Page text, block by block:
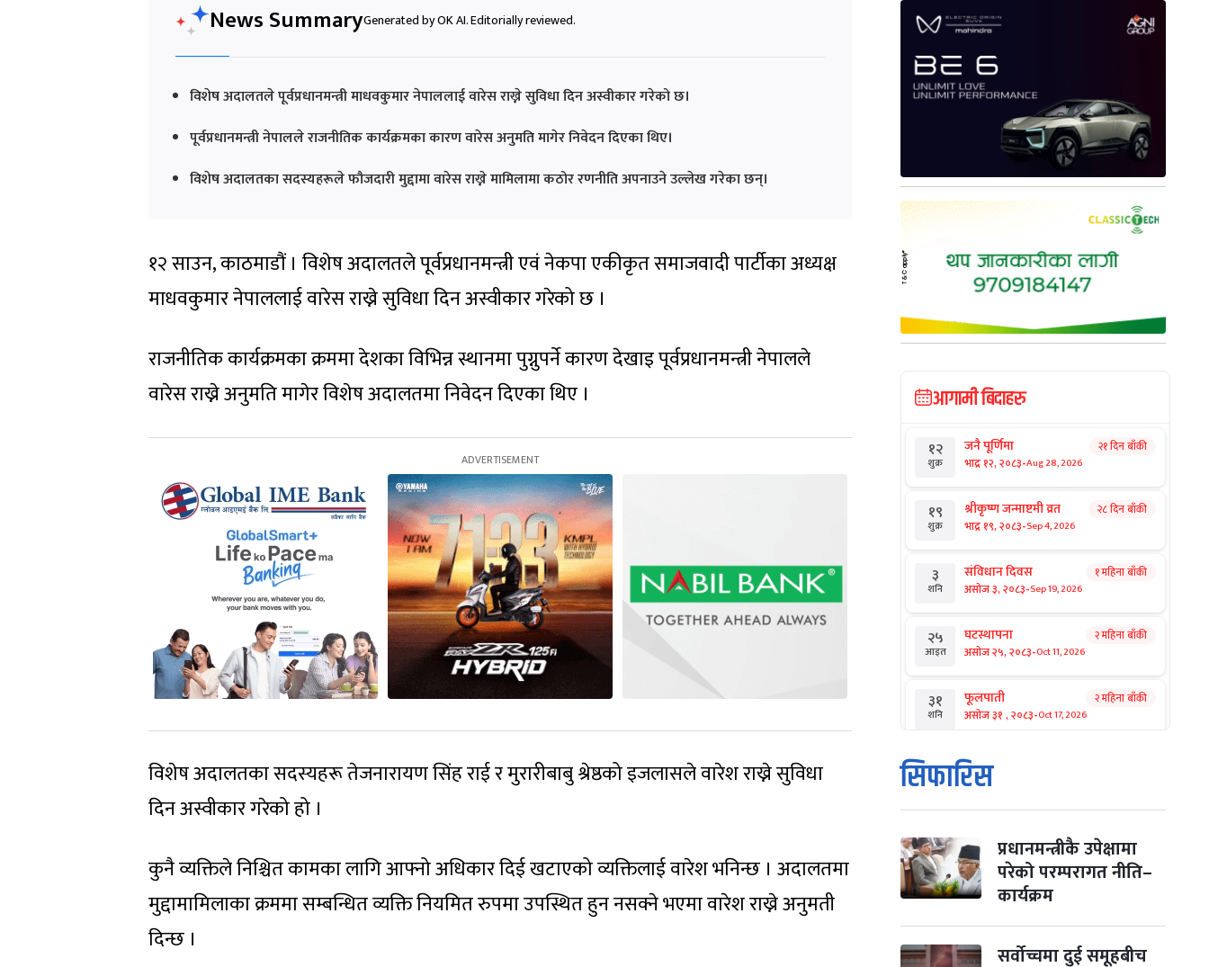
News SummaryGenerated by OK AI. Editorially reviewed.
विशेष अदालतले पूर्वप्रधानमन्त्री माधवकुमार नेपाललाई वारेस राख्ने सुविधा दिन अस्वीकार गरेको छ।
पूर्वप्रधानमन्त्री नेपालले राजनीतिक कार्यक्रमका कारण वारेस अनुमति मागेर निवेदन दिएका थिए।
विशेष अदालतका सदस्यहरूले फौजदारी मुद्दामा वारेस राख्ने मामिलामा कठोर रणनीति अपनाउने उल्लेख गरेका छन्।
१२ साउन, काठमाडौं । विशेष अदालतले पूर्वप्रधानमन्त्री एव‌ं नेकपा एकीकृत समाजवादी पार्टीका अध्यक्ष
माधवकुमार नेपाललाई वारेस राख्ने सुविधा दिन अस्वीकार गरेको छ ।
राजनीतिक कार्यक्रमका क्रममा देशका विभिन्न स्थानमा पुग्नुपर्ने कारण देखाइ पूर्वप्रधानमन्त्री नेपालले
वारेस राख्ने अनुमति मागेर विशेष अदालतमा निवेदन दिएका थिए ।
विशेष अदालतका सदस्यहरू तेजनारायण सिंह राई र मुरारीबाबु श्रेष्ठको इजलासले वारेश राख्ने सुविधा
दिन अस्वीकार गरेको हो ।
कुनै व्यक्तिले निश्चित कामका लागि आफ्नो अधिकार दिई खटाएको व्यक्तिलाई वारेश भनिन्छ । अदालतमा
मुद्दामामिलाका क्रममा सम्बन्धित व्यक्ति नियमित रुपमा उपस्थित हुन नसक्ने भएमा वारेश राख्ने अनुमती
दिन्छ ।
आगामी बिदाहरु
१२
शुक्र
जनै पूर्णिमा
भाद्र १२, २०८३-Aug 28, 2026
२१ दिन बाँकी
१९
शुक्र
श्रीकृष्ण जन्माष्टमी व्रत
भाद्र १९, २०८३-Sep 4, 2026
२८ दिन बाँकी
३
शनि
संविधान दिवस
असोज ३, २०८३-Sep 19, 2026
१ महिना बाँकी
२५
आइत
घटस्थापना
असोज २५, २०८३-Oct 11, 2026
२ महिना बाँकी
३१
शनि
फूलपाती
असोज ३१ , २०८३-Oct 17, 2026
२ महिना बाँकी
१
आइत
कार्तिक सङ्क्रान्ति
कार्तिक १, २०८३
मंगल कार्तिक ३, २०८३-Oct 20, 2026
४
बुध
विजयादशमी
कार्तिक ४, २०८३-Oct 21, 2026
५ पापा‌ङ्कुशा एकादशी व्रत २ महिना बाँकी
सिफारिस
प्रधानमन्त्रीकै उपेक्षामा
परेको परम्परागत नीति–
कार्यक्रम
सर्वोच्चमा दुई समूहबीच